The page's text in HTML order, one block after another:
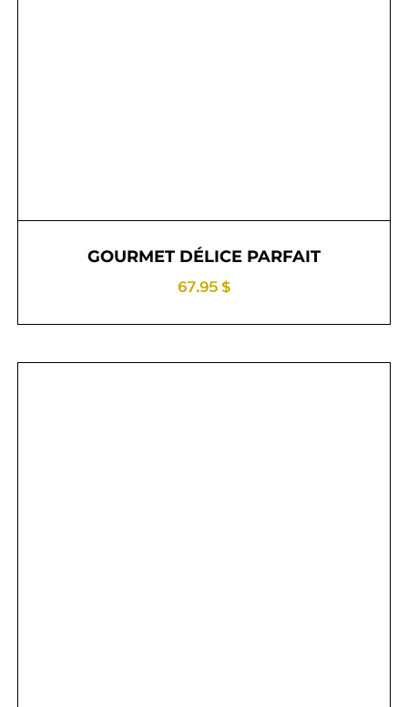
GOURMET DÉLICE PARFAIT
67.95 $